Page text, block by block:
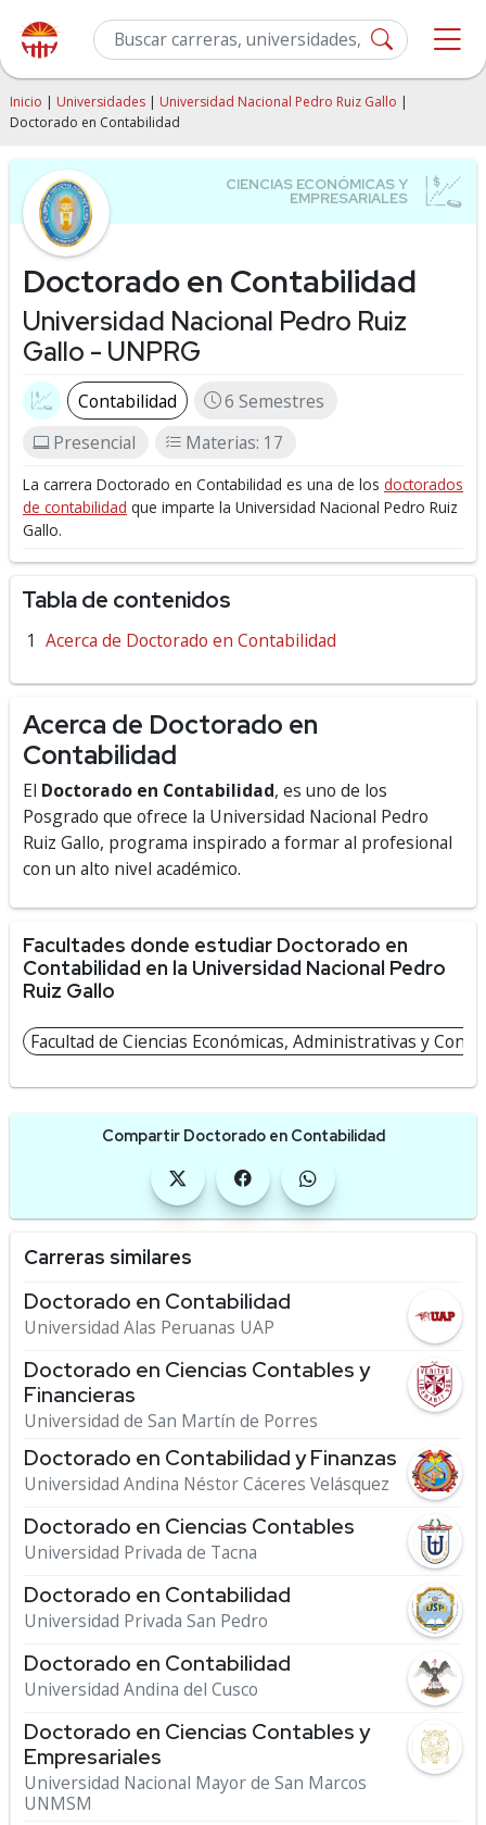
Inicio | Universidades | Universidad Nacional Pedro Ruiz Gallo |
Doctorado en Contabilidad
Doctorado en Contabilidad
Universidad Nacional Pedro Ruiz
Gallo - UNPRG
Contabilidad
6 Semestres
Presencial
Materias: 17
La carrera Doctorado en Contabilidad es una de los doctorados
de contabilidad que imparte la Universidad Nacional Pedro Ruiz
Gallo.
Tabla de contenidos
Acerca de Doctorado en Contabilidad
Acerca de Doctorado en
Contabilidad
El Doctorado en Contabilidad, es uno de los
Posgrado que ofrece la Universidad Nacional Pedro
Ruiz Gallo, programa inspirado a formar al profesional
con un alto nivel académico.
Facultades donde estudiar Doctorado en
Contabilidad en la Universidad Nacional Pedro
Ruiz Gallo
Facultad de Ciencias Económicas, Administrativas y
Compartir Doctorado en Contabilidad
Carreras similares
Doctorado en Contabilidad
Universidad Alas Peruanas UAP
Doctorado en Ciencias Contables y
Financieras
Universidad de San Martín de Porres
Doctorado en Contabilidad y Finanzas
Universidad Andina Néstor Cáceres Velásquez
Doctorado en Ciencias Contables
Universidad Privada de Tacna
Doctorado en Contabilidad
Universidad Privada San Pedro
Doctorado en Contabilidad
Universidad Andina del Cusco
Doctorado en Ciencias Contables y
Empresariales
Universidad Nacional Mayor de San Marcos
UNMSM